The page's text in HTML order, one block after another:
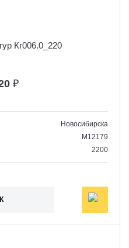
Кг006.0_220
₽
Новосибирска
M12179
2200